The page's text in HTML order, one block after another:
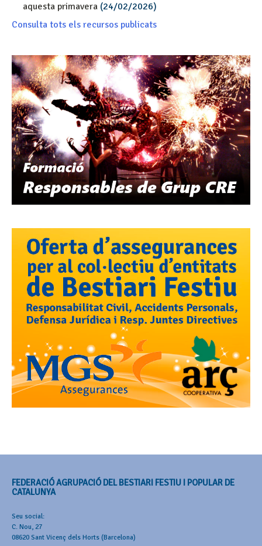
aquesta primavera (24/02/2026)
Consulta tots els recursos publicats
FEDERACIÓ AGRUPACIÓ DEL BESTIARI FESTIU I POPULAR DE
CATALUNYA
Seu social:
C. Nou, 27
08620 Sant Vicenç dels Horts (Barcelona)